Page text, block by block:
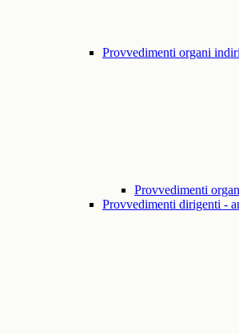
Provvedimenti organi
Provvedimenti
Provvedimenti dirigenti -